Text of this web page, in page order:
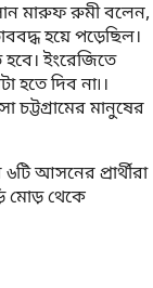
মারুফ রুমী বলেন,
হয়ে পড়েছিল।
হবে। ইংরেজিতে
হতে দিব না৷।
চট্টগ্রামের মানুষের
আসনের প্রার্থীরা
মোড় থেকে